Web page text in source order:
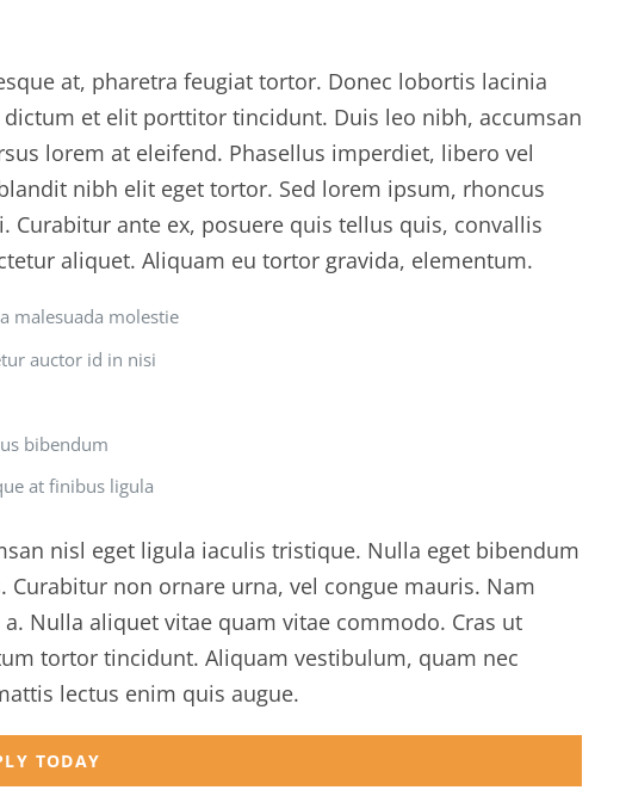
at, pharetra feugiat tortor. Donec lobortis lacinia
et elit porttitor tincidunt. Duis leo nibh, accumsan
lorem at eleifend. Phasellus imperdiet, libero vel
nibh elit eget tortor. Sed lorem ipsum, rhoncus
ante ex, posuere quis tellus quis, convallis
aliquet. Aliquam eu tortor gravida, elementum.
malesuada molestie
auctor id in nisi
bibendum
at finibus ligula
nisl eget ligula iaculis tristique. Nulla eget bibendum
non ornare urna, vel congue mauris. Nam
Nulla aliquet vitae quam vitae commodo. Cras ut
tortor tincidunt. Aliquam vestibulum, quam nec
lectus enim quis augue.
TODAY